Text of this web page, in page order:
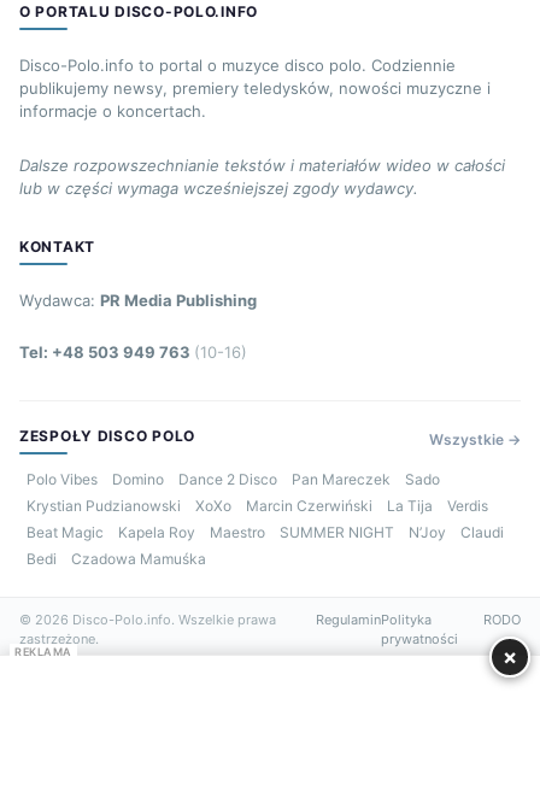
O PORTALU DISCO-POLO.INFO
Disco-Polo.info to portal o muzyce disco polo. Codziennie
publikujemy newsy, premiery teledysków, nowości muzyczne i
informacje o koncertach.
Dalsze rozpowszechnianie tekstów i materiałów wideo w całości
lub w części wymaga wcześniejszej zgody wydawcy.
KONTAKT
Wydawca: PR Media Publishing
Tel: +48 503 949 763 (10-16)
ZESPOŁY DISCO POLO Wszystkie →
Polo Vibes Domino Dance 2 Disco Pan Mareczek
Sado
Krystian Pudzianowski
XoXo Marcin Czerwiński La Tija
Verdis
Beat Magic
Kapela Roy Maestro SUMMER NIGHT N’Joy
Claudi
Bedi
Czadowa Mamuśka
© 2026 Disco-Polo.info. Wszelkie prawa
zastrzeżone.
RegulaminPolityka
prywatności
RODO
REKLAMA ×